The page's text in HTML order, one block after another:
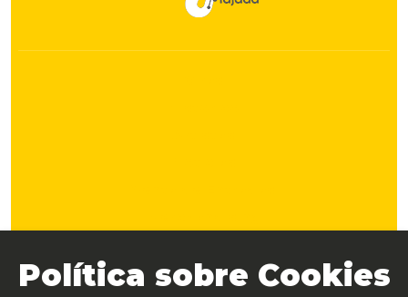
Política sobre Cookies
Política de privacidad
Aviso legal